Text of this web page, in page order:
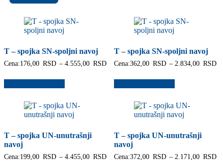
T – spojka SN-spoljni navoj
Cena:176,00 RSD – 4.555,00 RSD
Raspon
od
176,00 RSD
4.555,00 RSD
T – spojka SN-spoljni navoj
Cena:362,00 RSD – 2.834,00 RSD
T – spojka UN-unutrašnji
navoj
Cena:199,00 RSD – 4.455,00 RSD
Raspon
T – spojka UN-unutrašnji
navoj
Cena:372,00 RSD – 2.171,00 RSD